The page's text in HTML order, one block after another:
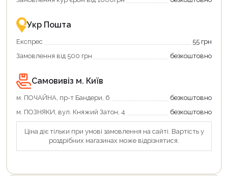
–
зручно
та
Укр Пошта
Експрес
55 грн
Замовлення від 500 грн
безкоштовно
Самовивіз м. Київ
м. ПОЧАЙНА, пр-т Бандери, 6
безкоштовно
м. ПОЗНЯКИ, вул. Княжий Затон, 4
безкоштовно
Ціна діє тільки при умові замовлення на сайті. Вартість у
роздрібних магазинах може відрізнятися.